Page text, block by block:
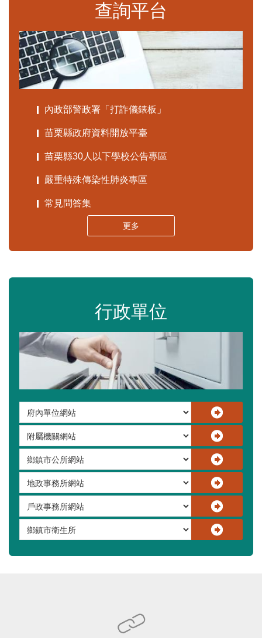
查詢平台
內政部警政署「打詐儀錶板」
苗栗縣政府資料開放平臺
苗栗縣30人以下學校公告專區
嚴重特殊傳染性肺炎專區
常見問答集
更多
行政單位